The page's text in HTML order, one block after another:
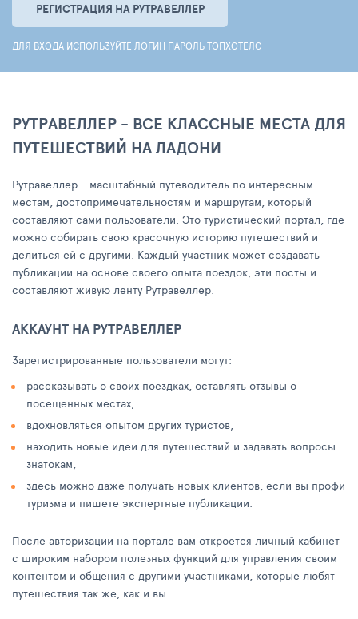
РЕГИСТРАЦИЯ НА РУТРАВЕЛЛЕР
ДЛЯ ВХОДА ИСПОЛЬЗУЙТЕ ЛОГИН ПАРОЛЬ ТОПХОТЕЛС
РУТРАВЕЛЛЕР - ВСЕ КЛАССНЫЕ МЕСТА ДЛЯ
ПУТЕШЕСТВИЙ НА ЛАДОНИ
Рутравеллер - масштабный путеводитель по интересным
местам, достопримечательностям и маршрутам, который
составляют сами пользователи. Это туристический портал, где
можно собирать свою красочную историю путешествий и
делиться ей с другими. Каждый участник может создавать
публикации на основе своего опыта поездок, эти посты и
составляют живую ленту Рутравеллер.
АККАУНТ НА РУТРАВЕЛЛЕР
Зарегистрированные пользователи могут:
рассказывать о своих поездках, оставлять отзывы о
посещенных местах,
вдохновляться опытом других туристов,
находить новые идеи для путешествий и задавать вопросы
знатокам,
здесь можно даже получать новых клиентов, если вы профи
туризма и пишете экспертные публикации.
После авторизации на портале вам откроется личный кабинет
с широким набором полезных функций для управления своим
контентом и общения с другими участниками, которые любят
путешествия так же, как и вы.